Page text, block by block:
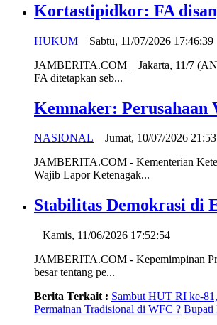
Kortastipidkor: FA
HUKUM
Sabtu, 11/07/2026 17:46:39
JAMBERITA.COM _ Jakarta, 11/7
FA ditetapkan seb...
Kemnaker:
NASIONAL
Jumat, 10/07/2026
JAMBERITA.COM - Kementerian
Wajib Lapor Ketenagak...
Stabilitas Demokrasi di
Kamis, 11/06/2026 17:52:54
JAMBERITA.COM - Kepemimpinan
besar tentang pe...
Berita Terkait : Sambut HUT RI ke-
Permainan Tradisional di WFC ? Bupati